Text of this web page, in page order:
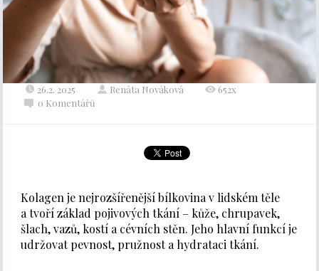
26.2. 2025 Renáta Nováková
652x
0 Komentářů
Kolagen je nejrozšířenější bílkovina v lidském těle
a tvoří základ pojivových tkání – kůže, chrupavek,
šlach, vazů, kostí a cévních stěn. Jeho hlavní funkcí je
udržovat pevnost, pružnost a hydrataci tkání.